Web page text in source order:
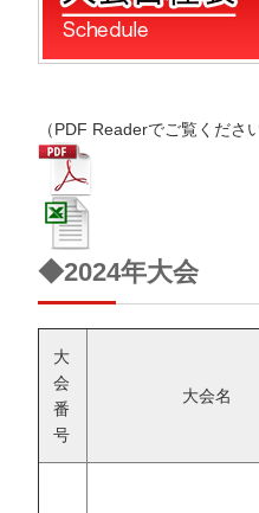
（PDF Readerでご覧くだ
◆2024年大会
大
会
番
号
大会名